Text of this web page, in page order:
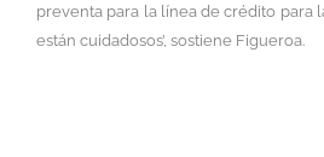
preventa para la línea de crédito para
están cuidadosos’, sostiene Figueroa.